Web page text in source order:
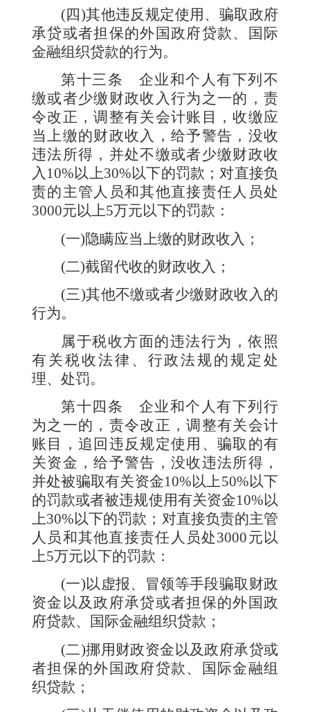
(四)其他违反规定使用、骗取政府
承贷或者担保的外国政府贷款、国际
金融组织贷款的行为。
第十三条 企业和个人有下列不
缴或者少缴财政收入行为之一的，责
令改正，调整有关会计账目，收缴应
当上缴的财政收入，给予警告，没收
违法所得，并处不缴或者少缴财政收
入 10%以上30%以下的罚款；对直接负
责的主管人员和其他直接责任人员处
3000元以上5万元以下的罚款：
(一)隐瞒应当上缴的财政收入；
(二)截留代收的财政收入；
(三)其他不缴或者少缴财政收入的
行为。
属于税收方面的违法行为，依照
有关税收法律、行政法规的规定处
理、处罚。
第十四条 企业和个人有下列行
为之一的，责令改正，调整有关会计
账目，追回违反规定使用、骗取的有
关资金，给予警告，没收违法所得，
并处被骗取有关资金10%以上50%以下
的罚款或者被违规使用有关资金10%以
上30%以下的罚款；对直接负责的主管
人员和其他直接责任人员处3000元以
上5万元以下的罚款：
(一)以虚报、冒领等手段骗取财政
资金以及政府承贷或者担保的外国政
府贷款、国际金融组织贷款；
(二)挪用财政资金以及政府承贷或
者担保的外国政府贷款、国际金融组
织贷款；